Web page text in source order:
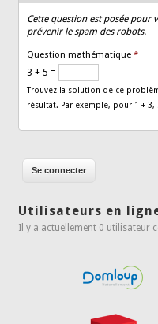
Cette question est posée pour
prévenir le spam des robots.
Question mathématique*
3 + 5 =
Trouvez la solution de ce
résultat. Par exemple, pour 1 + 3,
Utilisateurs en
Il y a actuellement 0 utilisateur